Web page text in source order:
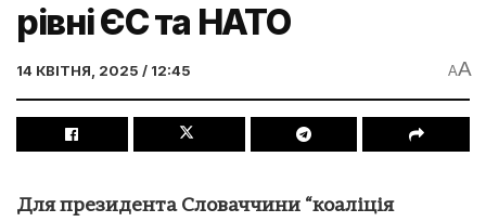
рівні ЄС та НАТО
14 КВІТНЯ, 2025 / 12:45 AA
Для президента Словаччини “коаліція